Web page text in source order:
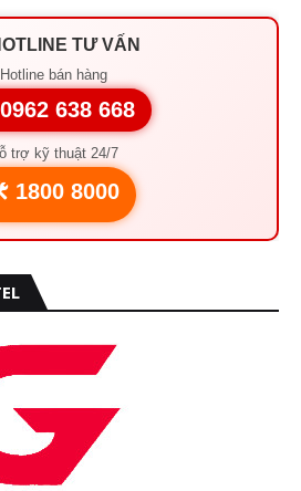
TƯ VẤN
Hotline bán hàng
638 668
trợ kỹ thuật 24/7
1800 8000